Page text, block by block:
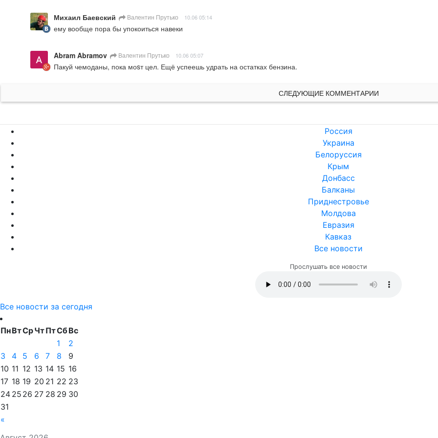
Михаил Баевский Валентин Прутько 10.06 05:14
ему вообще пора бы упокоиться навеки
Abram Abramov Валентин Прутько 10.06 05:07
Пакуй чемоданы, пока моsт цел. Ещё успеешь удрать на остатках бензина.
СЛЕДУЮЩИЕ КОММЕНТАРИИ
Россия
Украина
Белоруссия
Крым
Донбасс
Балканы
Приднестровье
Молдова
Евразия
Кавказ
Все новости
Прослушать все новости
Все новости за сегодня
ПнВтСрЧтПтСбВс
«
1
2
3
4 5 6 7 8
9
10 11 12 13 14 15 16
17 18 19 20 21 22 23
24 25 26 27 28 29 30
31